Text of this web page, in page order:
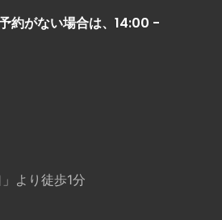
約がない場合は、14:00 -
より徒歩1分